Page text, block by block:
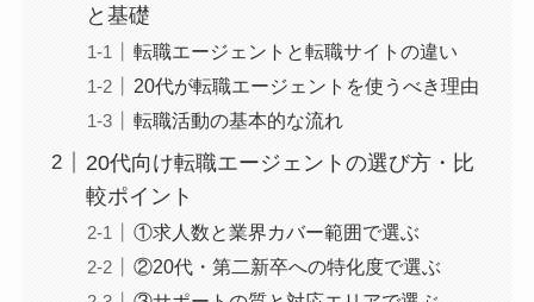
と基礎
転職エージェントと転職サイトの違い
20代が転職エージェントを使うべき理由
転職活動の基本的な流れ
20代向け転職エージェントの選び方・比
較ポイント
①求人数と業界カバー範囲で選ぶ
②20代・第二新卒への特化度で選ぶ